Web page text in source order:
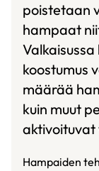
poistetaan
hampaat
koostumus
määrää
kuin muut
aktivoituvat
Hampaiden